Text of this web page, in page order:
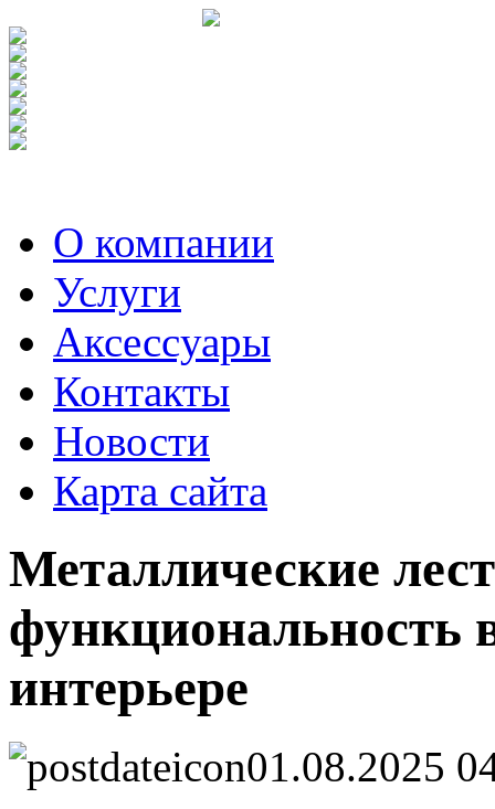
О компании
Услуги
Аксесcуары
Контакты
Новости
Карта сайта
Металлические
функциональность
интерьере
01.08.2025